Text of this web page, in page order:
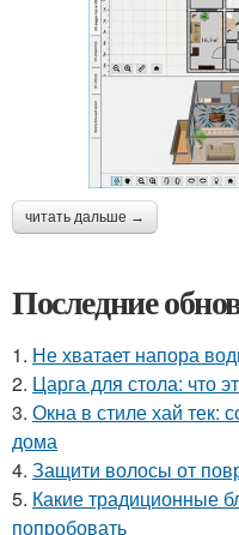
читать дальше →
Последние
1. Не хватает напора
2. Царга для стола: что
3. Окна в стиле хай тек:
дома
4. Защити волосы от
5. Какие традиционные
попробовать